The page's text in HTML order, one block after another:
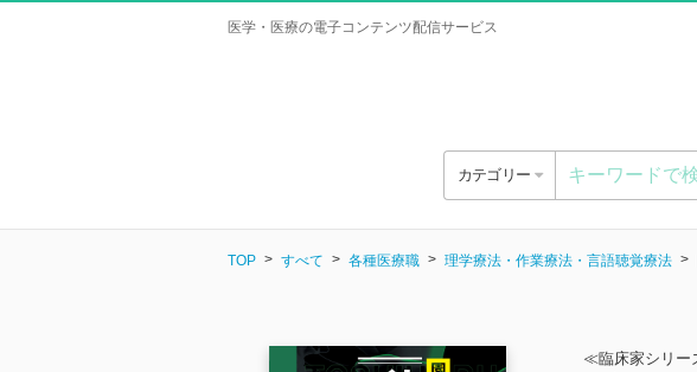
医学・医療の電子コンテンツ配信サービス
カテゴリー
TOP すべて 各種医療職 理学療法・作業療法・言語聴覚療法
≪臨床家シリ